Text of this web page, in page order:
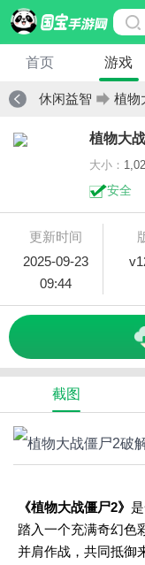
首页 游戏
休闲益智 植物
植物大
大小：
安全
更新时间
2025-09-23
09:44
截图
《植物大战僵尸2》
踏入一个充满奇幻色
并肩作战，共同抵御